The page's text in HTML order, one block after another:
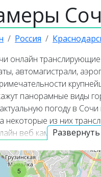
Россия
онлайн
автомагистрали,
панорамные виды
актуальную погоду в
некоторые из них
веб камеры
5